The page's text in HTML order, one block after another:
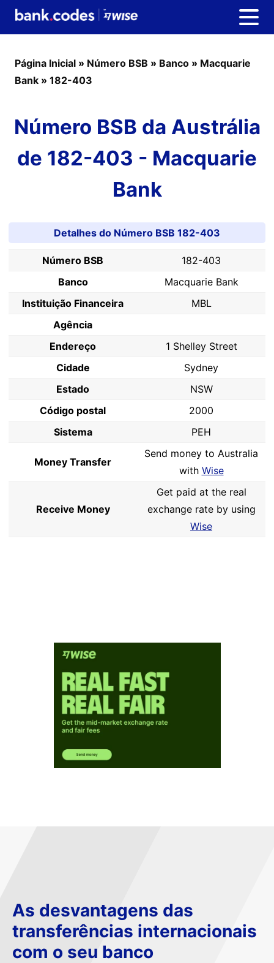
Página Inicial » Número BSB » Banco » Macquarie
Bank » 182-403
Número BSB da Austrália
de 182-403 - Macquarie
Bank
Detalhes do Número BSB 182-403
Número BSB
182-403
Banco
Macquarie Bank
Instituição Financeira
MBL
Agência
Endereço
1 Shelley Street
Cidade
Sydney
Estado
NSW
Código postal
2000
Sistema
PEH
Money Transfer
Send money to Australia
with Wise
Receive Money
Get paid at the real
exchange rate by using
Wise
As desvantagens das
transferências internacionais
com o seu banco